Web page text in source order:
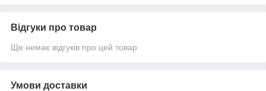
Відгуки про товар
Ще немає відгуків про цей товар
Умови доставки